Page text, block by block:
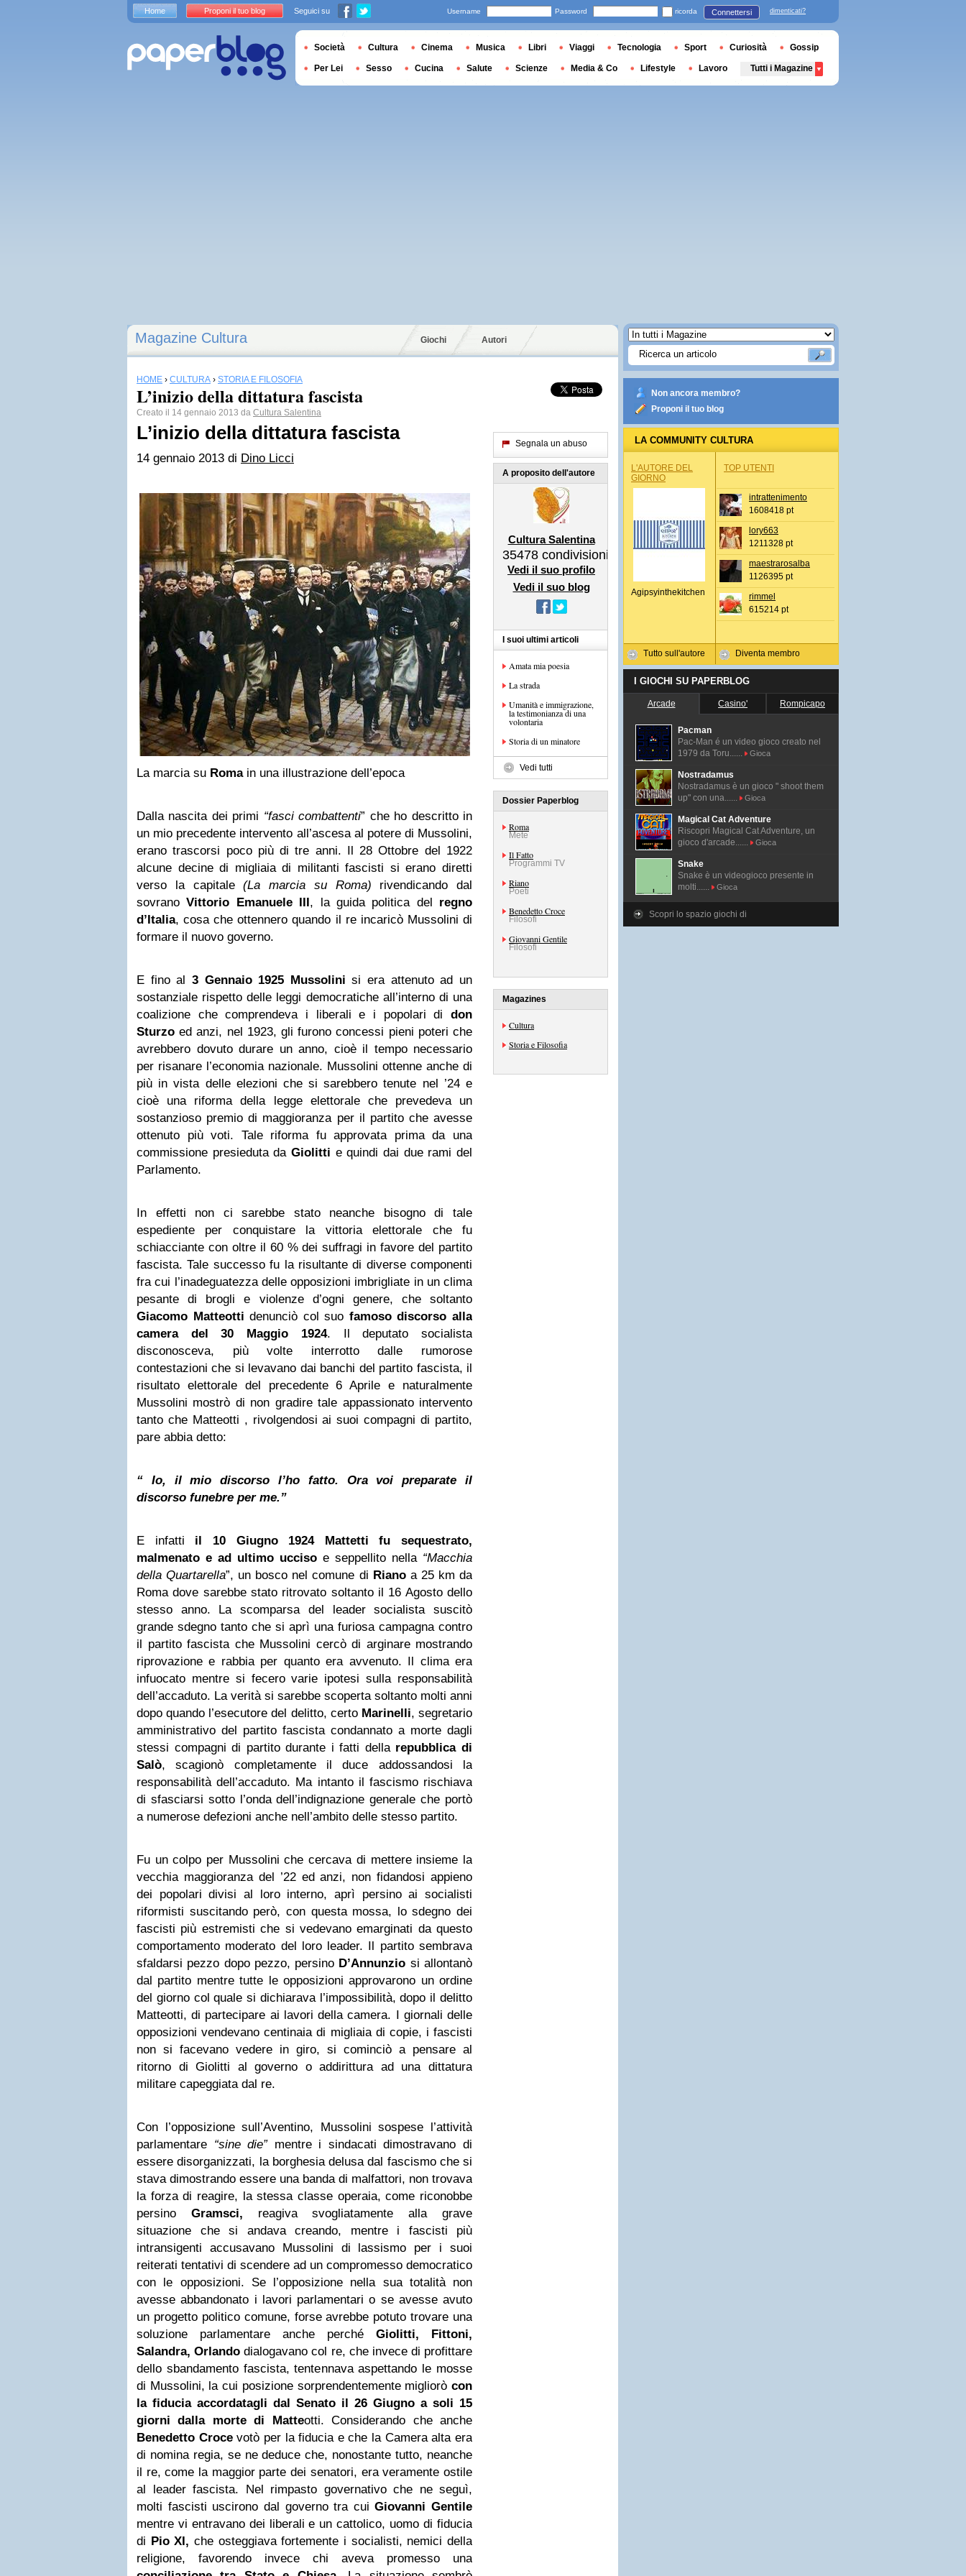
Magazine Cultura Giochi Autori
HOME › CULTURA › STORIA E FILOSOFIA
L’inizio della dittatura fascista
Creato il 14 gennaio 2013 da Cultura Salentina
L’inizio della dittatura fascista
14 gennaio 2013 di Dino Licci
La marcia su Romain una illustrazione dell’epoca
Dalla nascita dei primi “fasci combattenti” che ho descritto in
un mio precedente intervento all’ascesa al potere di Mussolini,
erano trascorsi poco più di tre anni. Il 28 Ottobre del 1922
alcune decine di migliaia di militanti fascisti si erano diretti
verso la capitale(La marcia su Roma) rivendicando dal
sovranoVittorio Emanuele III, la guida politica del regno
d’Italia, cosa che ottennero quando il re incaricò Mussolini di
formare il nuovo governo.
E fino al 3 Gennaio 1925 Mussolini si era attenuto ad un
sostanziale rispetto delle leggi democratiche all’interno di una
coalizione che comprendeva i liberali e i popolari di don
Sturzo ed anzi, nel 1923, gli furono concessi pieni poteri che
avrebbero dovuto durare un anno, cioè il tempo necessario
per risanare l’economia nazionale. Mussolini ottenne anche di
più in vista delle elezioni che si sarebbero tenute nel ’24 e
cioè una riforma della legge elettorale che prevedeva un
sostanzioso premio di maggioranza per il partito che avesse
ottenuto più voti. Tale riforma fu approvata prima da una
commissione presieduta da Giolitti e quindi dai due rami del
Parlamento.
In effetti non ci sarebbe stato neanche bisogno di tale
espediente per conquistare la vittoria elettorale che fu
schiacciante con oltre il 60 % dei suffragi in favore del partito
fascista. Tale successo fu la risultante di diverse componenti
fra cui l’inadeguatezza delle opposizioni imbrigliate in un clima
pesante di brogli e violenze d’ogni genere, che soltanto
Giacomo Matteotti denunciò col suo famoso discorso alla
camera del 30 Maggio 1924. Il deputato socialista
disconosceva, più volte interrotto dalle rumorose
contestazioni che si levavano dai banchi del partito fascista, il
risultato elettorale del precedente 6 Aprile e naturalmente
Mussolini mostrò di non gradire tale appassionato intervento
tanto che Matteotti , rivolgendosi ai suoi compagni di partito,
pare abbia detto:
“ Io, il mio discorso l’ho fatto. Ora voi preparate il
discorso funebre per me.”
E infatti il 10 Giugno 1924 Mattetti fu sequestrato,
malmenato e ad ultimo ucciso e seppellito nella “Macchia
della Quartarella”, un bosco nel comune di Rianoa 25 km da
Roma dove sarebbe stato ritrovato soltanto il 16 Agosto dello
stesso anno. La scomparsa del leader socialista suscitò
grande sdegno tanto che si aprì una furiosa campagna contro
il partito fascista che Mussolini cercò di arginare mostrando
riprovazione e rabbia per quanto era avvenuto. Il clima era
infuocato mentre si fecero varie ipotesi sulla responsabilità
dell’accaduto. La verità si sarebbe scoperta soltanto molti anni
dopo quando l’esecutore del delitto, certoMarinelli, segretario
amministrativo del partito fascista condannato a morte dagli
stessi compagni di partito durante i fatti della repubblica di
Salò, scagionò completamente il duce addossandosi la
responsabilità dell’accaduto. Ma intanto il fascismo rischiava
di sfasciarsi sotto l’onda dell’indignazione generale che portò
a numerose defezioni anche nell’ambito delle stesso partito.
Fu un colpo per Mussolini che cercava di mettere insieme la
vecchia maggioranza del ’22 ed anzi, non fidandosi appieno
dei popolari divisi al loro interno, aprì persino ai socialisti
riformisti suscitando però, con questa mossa, lo sdegno dei
fascisti più estremisti che si vedevano emarginati da questo
comportamento moderato del loro leader. Il partito sembrava
sfaldarsi pezzo dopo pezzo, persino D’Annunzio si allontanò
dal partito mentre tutte le opposizioni approvarono un ordine
del giorno col quale si dichiarava l’impossibilità, dopo il delitto
Matteotti, di partecipare ai lavori della camera. I giornali delle
opposizioni vendevano centinaia di migliaia di copie, i fascisti
non si facevano vedere in giro, si cominciò a pensare al
ritorno di Giolitti al governo o addirittura ad una dittatura
militare capeggiata dal re.
Con l’opposizione sull’Aventino, Mussolini sospese l’attività
parlamentare “sine die”mentre i sindacati dimostravano di
essere disorganizzati, la borghesia delusa dal fascismo che si
stava dimostrando essere una banda di malfattori, non trovava
la forza di reagire, la stessa classe operaia, come riconobbe
persino Gramsci, reagiva svogliatamente alla grave
situazione che si andava creando, mentre i fascisti più
intransigenti accusavano Mussolini di lassismo per i suoi
reiterati tentativi di scendere ad un compromesso democratico
con le opposizioni. Se l’opposizione nella sua totalità non
avesse abbandonato i lavori parlamentari o se avesse avuto
un progetto politico comune, forse avrebbe potuto trovare una
soluzione parlamentare anche perché Giolitti, Fittoni,
Salandra, Orlando dialogavano col re, che invece di profittare
dello sbandamento fascista, tentennava aspettando le mosse
di Mussolini, la cui posizione sorprendentemente migliorò con
la fiducia accordatagli dal Senato il 26 Giugno a soli 15
giorni dalla morte di Matteotti. Considerando che anche
Benedetto Crocevotò per la fiducia e che la Camera alta era
di nomina regia, se ne deduce che, nonostante tutto, neanche
il re, come la maggior parte dei senatori, era veramente ostile
al leader fascista. Nel rimpasto governativo che ne seguì,
molti fascisti uscirono dal governo tra cuiGiovanni Gentile
mentre vi entravano dei liberali e un cattolico, uomo di fiducia
di Pio XI, che osteggiava fortemente i socialisti, nemici della
religione, favorendo invece chi aveva promesso una
Segnala un abuso
A proposito dell'autore
Cultura Salentina
35478 condivisioni
Vedi il suo profilo
Vedi il suo blog
I suoi ultimi articoli
Amata mia poesia
La strada
Umanità e immigrazione,
la testimonianza di una
volontaria
Storia di un minatore
Vedi tutti
Dossier Paperblog
Roma
Mete
Il Fatto
Programmi TV
Riano
Poeti
Benedetto Croce
Filosofi
Giovanni Gentile
Filosofi
Magazines
Cultura
Storia e Filosofia
Non ancora membro?
Proponi il tuo blog
LA COMMUNITY CULTURA
L'AUTORE DEL
GIORNO
Agipsyinthekitchen
Tutto sull'autore
TOP UTENTI
intrattenimento
1608418 pt
lory663
1211328 pt
maestrarosalba
1126395 pt
rimmel
615214 pt
Diventa membro
I GIOCHI SU PAPERBLOG
Arcade Casino' Rompicapo
Pacman
Pac-Man é un video gioco creato nel
1979 da Toru......
Gioca
Nostradamus
Nostradamus è un gioco " shoot them
up" con una......
Gioca
Magical Cat Adventure
Riscopri Magical Cat Adventure, un
gioco d'arcade......
Gioca
Snake
Snake è un videogioco presente in
molti......
Gioca
Scopri lo spazio giochi di
Home Proponi il tuo blog Seguici su Username Password ricorda Connettersi dimenticati?
Società Cultura Cinema Musica Libri Viaggi Tecnologia Sport Curiosità Gossip
Per Lei Sesso Cucina Salute Scienze Media & Co Lifestyle Lavoro Tutti i Magazine